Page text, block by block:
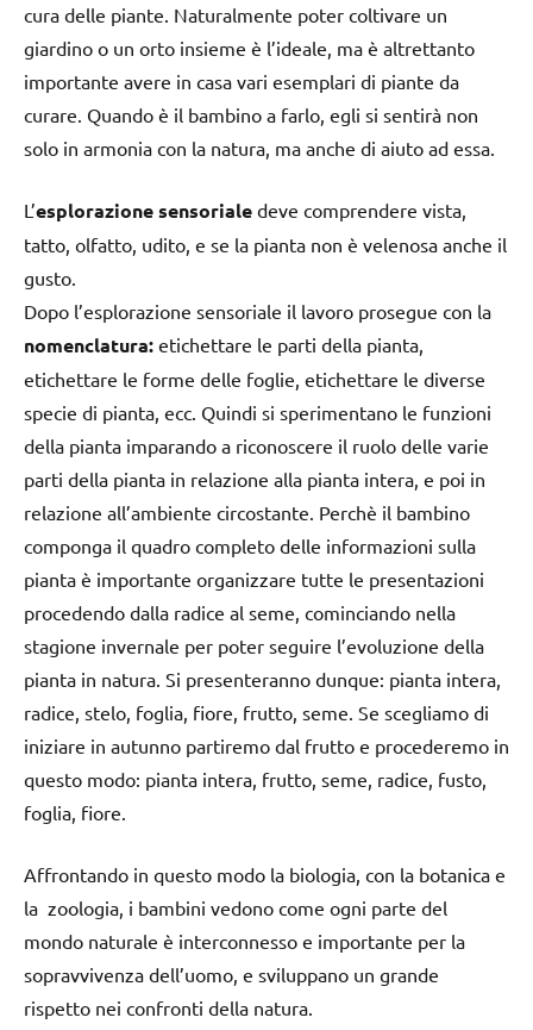
cura delle piante. Naturalmente poter coltivare un
giardino o un orto insieme è l’ideale, ma è altrettanto
importante avere in casa vari esemplari di piante da
curare. Quando è il bambino a farlo, egli si sentirà non
solo in armonia con la natura, ma anche di aiuto ad essa.
L’esplorazione sensoriale deve comprendere vista,
tatto, olfatto, udito, e se la pianta non è velenosa anche il
gusto.
Dopo l’esplorazione sensoriale il lavoro prosegue con la
nomenclatura: etichettare le parti della pianta,
etichettare le forme delle foglie, etichettare le diverse
specie di pianta, ecc. Quindi si sperimentano le funzioni
della pianta imparando a riconoscere il ruolo delle varie
parti della pianta in relazione alla pianta intera, e poi in
relazione all’ambiente circostante. Perchè il bambino
componga il quadro completo delle informazioni sulla
pianta è importante organizzare tutte le presentazioni
procedendo dalla radice al seme, cominciando nella
stagione invernale per poter seguire l’evoluzione della
pianta in natura. Si presenteranno dunque: pianta intera,
radice, stelo, foglia, fiore, frutto, seme. Se scegliamo di
iniziare in autunno partiremo dal frutto e procederemo in
questo modo: pianta intera, frutto, seme, radice, fusto,
foglia, fiore.
Affrontando in questo modo la biologia, con la botanica e
la zoologia, i bambini vedono come ogni parte del
mondo naturale è interconnesso e importante per la
sopravvivenza dell’uomo, e sviluppano un grande
rispetto nei confronti della natura.